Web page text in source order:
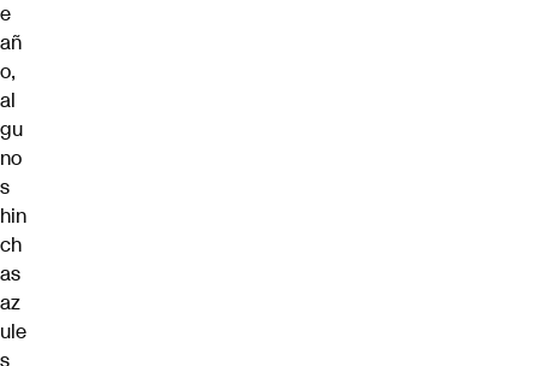
e
añ
o,
al
gu
no
s
hin
ch
as
az
ule